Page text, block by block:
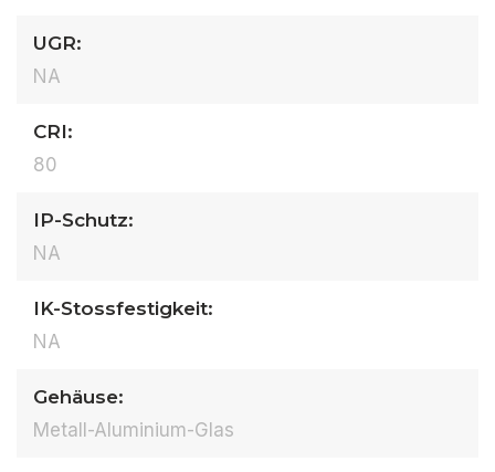
UGR:
NA
CRI:
80
IP-Schutz:
NA
IK-Stossfestigkeit:
NA
Gehäuse:
Metall-Aluminium-Glas